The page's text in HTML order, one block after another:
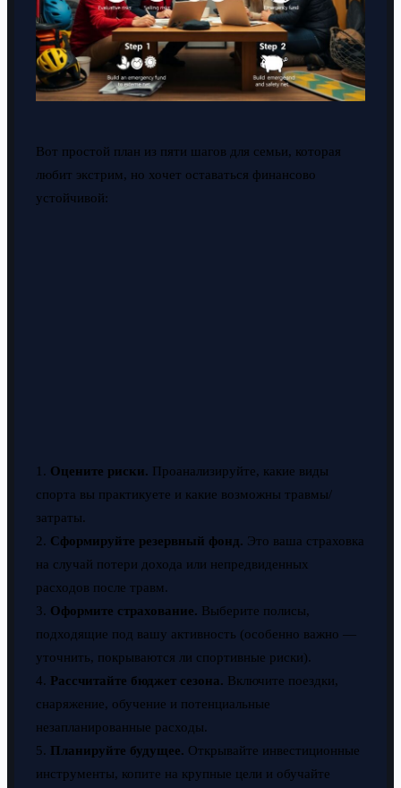
Вот простой план из пяти шагов для семьи, которая
любит экстрим, но хочет оставаться финансово
устойчивой:
1. Оцените риски. Проанализируйте, какие виды
спорта вы практикуете и какие возможны травмы/
затраты.
2. Сформируйте резервный фонд. Это ваша страховка
на случай потери дохода или непредвиденных
расходов после травм.
3. Оформите страхование. Выберите полисы,
подходящие под вашу активность (особенно важно —
уточнить, покрываются ли спортивные риски).
4. Рассчитайте бюджет сезона. Включите поездки,
снаряжение, обучение и потенциальные
незапланированные расходы.
5. Планируйте будущее. Открывайте инвестиционные
инструменты, копите на крупные цели и обучайте